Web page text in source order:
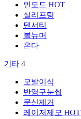
인모드 HOT
실리프팅
덴서티
볼뉴머
온다
기타 4
모발이식
반영구눈썹
문신제거
레이저제모 HOT